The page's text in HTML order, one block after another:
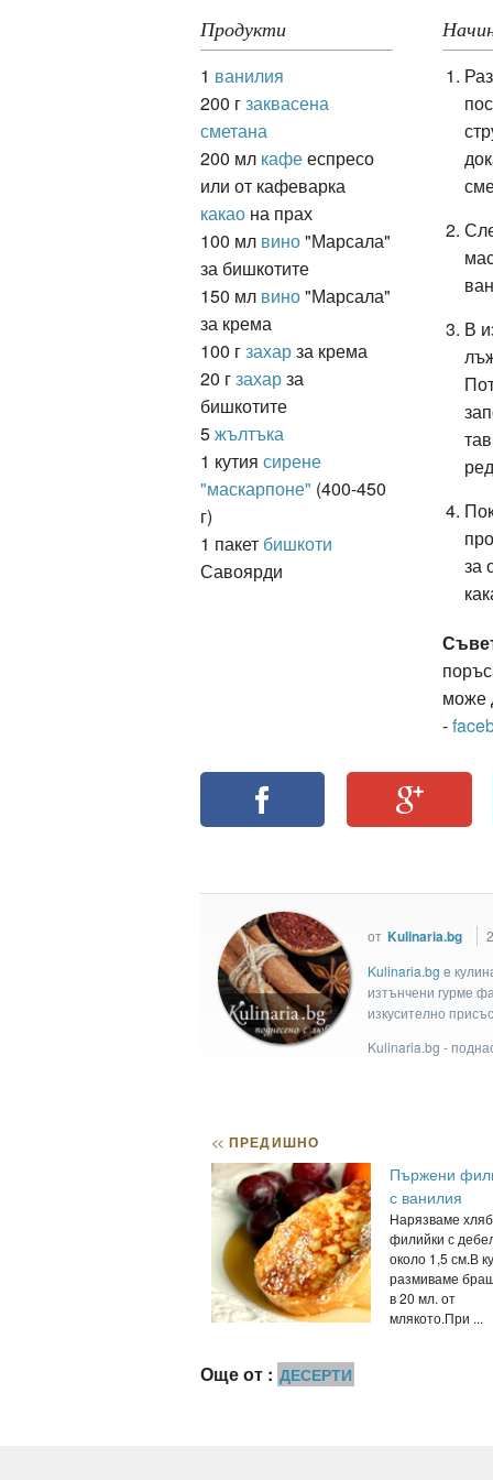
Продукти
1 ванилия
200 гзаквасена
сметана
200 мл кафееспресо
или от кафеварка
какао на прах
100 мл вино"Марсала"
за бишкотите
150 мл вино"Марсала"
за крема
100 гзахарза крема
20 гзахарза
бишкотите
5жълтъка
1 кутия сирене
"маскарпоне" (400-450
г)
1 пакет бишкоти
Савоярди
В
за
може
-
от Kulinaria.bg
Kulinaria.bg e
изтънчени гурме
изкусително
Kulinaria.bg -
<< ПРЕДИШНО
Пържени
с ванилия
Нарязваме
филийки с
около 1,5 см.В
размиваме
в 20 мл. от
млякото.При ...
Още от : ДЕСЕРТИ